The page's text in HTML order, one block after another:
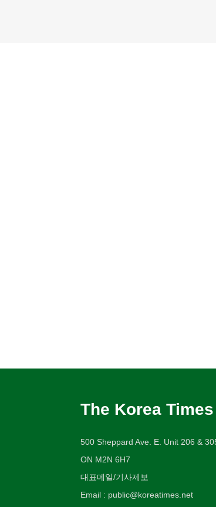
The Korea
500 Sheppard Ave. E. Unit 206 &
ON M2N 6H7
대표메일/기사제보
Email : public@koreatimes.net